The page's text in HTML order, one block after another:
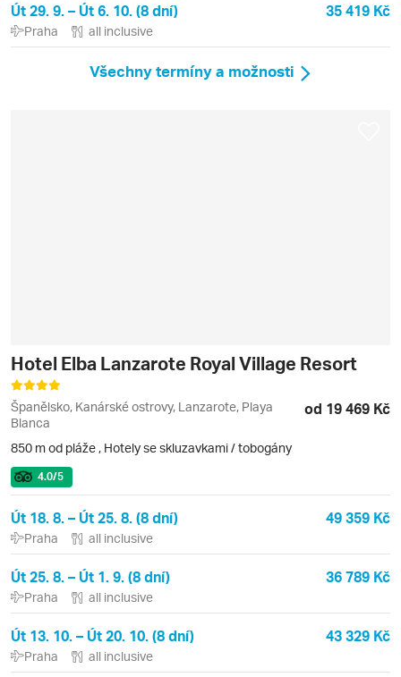
Út 29. 9. – Út 6. 10. (8 dní) 35 419 Kč
Praha all inclusive
Všechny termíny a možnosti
Hotel Elba Lanzarote Royal Village Resort
Španělsko, Kanárské ostrovy, Lanzarote, Playa
Blanca
od 19 469 Kč
850 m od pláže , Hotely se skluzavkami / tobogány
4.0/5
Út 18. 8. – Út 25. 8. (8 dní) 49 359 Kč
Praha all inclusive
Út 25. 8. – Út 1. 9. (8 dní) 36 789 Kč
Praha all inclusive
Út 13. 10. – Út 20. 10. (8 dní) 43 329 Kč
Praha all inclusive